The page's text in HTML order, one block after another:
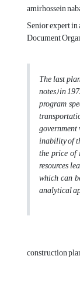
amirhossein
Senior expert
Document
The last
notes) in
program
inability of
the price of
resources
which can
analytical
construction